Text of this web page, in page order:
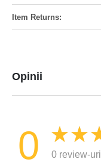
Opinii
0 0 review-uri